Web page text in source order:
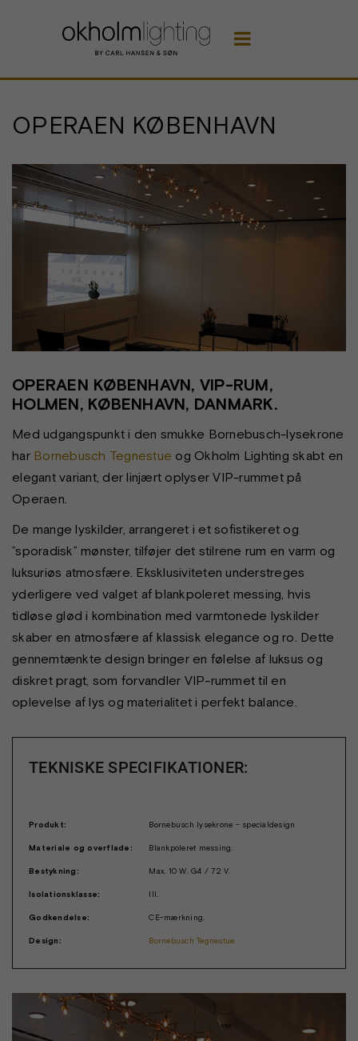

OPERAEN KØBENHAVN
OPERAEN KØBENHAVN, VIP-RUM,
HOLMEN, KØBENHAVN, DANMARK.
Med udgangspunkt i den smukke Bornebusch-lysekrone
har Bornebusch Tegnestue og Okholm Lighting skabt en
elegant variant, der linjært oplyser VIP-rummet på
Operaen.
De mange lyskilder, arrangeret i et sofistikeret og
”sporadisk” mønster, tilføjer det stilrene rum en varm og
luksuriøs atmosfære. Eksklusiviteten understreges
yderligere ved valget af blankpoleret messing, hvis
tidløse glød i kombination med varmtonede lyskilder
skaber en atmosfære af klassisk elegance og ro. Dette
gennemtænkte design bringer en følelse af luksus og
diskret pragt, som forvandler VIP-rummet til en
oplevelse af lys og materialitet i perfekt balance.
TEKNISKE SPECIFIKATIONER:
Produkt: Bornebusch lysekrone - specialdesign
Materiale og overflade: Blankpoleret messing.
Bestykning: Max. 10 W. G4 / 72 V.
Isolationsklasse: III.
Godkendelse: CE-mærkning.
Design: Bornebusch Tegnestue